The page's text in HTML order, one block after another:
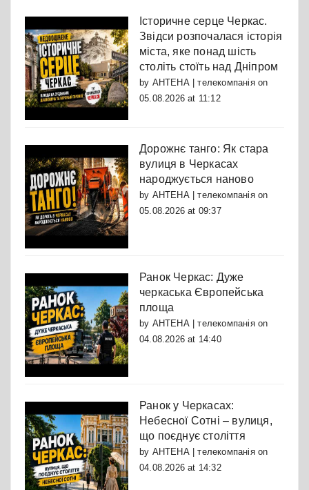
Історичне серце Черкас.
Звідси розпочалася історія
міста, яке понад шість
століть стоїть над Дніпром
by АНТЕНА | телекомпаніяon
05.08.2026 at 11:12
Дорожнє танго: Як стара
вулиця в Черкасах
народжується наново
by АНТЕНА | телекомпаніяon
05.08.2026 at 09:37
Ранок Черкас: Дуже
черкаська Європейська
площа
by АНТЕНА | телекомпаніяon
04.08.2026 at 14:40
Ранок у Черкасах:
Небесної Сотні – вулиця,
що поєднує століття
by АНТЕНА | телекомпаніяon
04.08.2026 at 14:32